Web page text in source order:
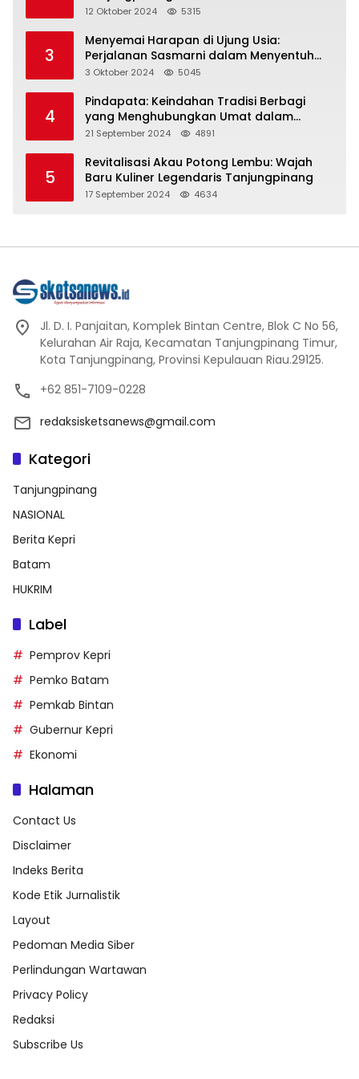
Representasi
12 Oktober 2024 5315
3
Menyemai Harapan di Ujung Usia:
Perjalanan Sasmarni dalam Menyentuh
Hati dan Jiwa
3 Oktober 2024 5045
4
Pindapata: Keindahan Tradisi Berbagi
yang Menghubungkan Umat dalam
Spiritualitas dan Kebersamaan dalam
21 September 2024 4891
5
Revitalisasi Akau Potong Lembu: Wajah
Baru Kuliner Legendaris Tanjungpinang
17 September 2024 4634
Jl. D. I. Panjaitan, Komplek Bintan Centre, Blok C No 56,
Kelurahan Air Raja, Kecamatan Tanjungpinang Timur,
Kota Tanjungpinang, Provinsi Kepulauan Riau.29125.
+62 851-7109-0228
redaksisketsanews@gmail.com
Kategori
Tanjungpinang
NASIONAL
Berita Kepri
Batam
HUKRIM
Label
Pemprov Kepri
Pemko Batam
Pemkab Bintan
Gubernur Kepri
Ekonomi
Halaman
Contact Us
Disclaimer
Indeks Berita
Kode Etik Jurnalistik
Layout
Pedoman Media Siber
Perlindungan Wartawan
Privacy Policy
Redaksi
Subscribe Us